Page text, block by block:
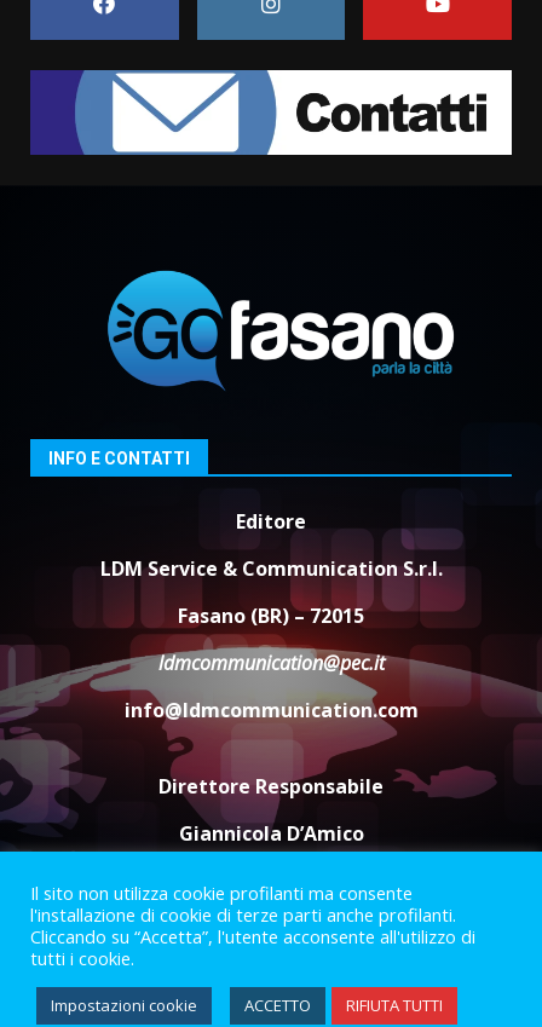
1
Grande successo per la “Sagra
del Pesce Spada” a Savelletri
9 Agosto 2026 07:32
ottenere l’iscrizione
8 Agosto 2026 19:55
3
La Banda Città di Fasano apre
Savelletri in festa, domani sera
grande spettacolo con Uccio De
Santis
8 Agosto 2026 07:30
Politiche Giovanili e Mobilità
Sostenibile: premiati gli studenti
universitari del bando “La strada
giusta”
8 Agosto 2026 07:15
INFO E CONTATTI
Editore
LDM Service & Communication S.r.l.
Fasano (BR) – 72015
ldmcommunication@pec.it
info@ldmcommunication.com
Direttore Responsabile
Giannicola D’Amico
Termini e Condizioni
Privacy Policy
Informazioni Legali
Facebook
Instagram
Youtube
Il sito non utilizza cookie profilanti ma consente
l'installazione di cookie di terze parti anche profilanti.
Cliccando su “Accetta”, l'utente acconsente all'utilizzo di
tutti i cookie.
Impostazioni cookie ACCETTO RIFIUTA TUTTI